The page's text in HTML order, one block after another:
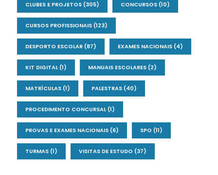
CLUBES E PROJETOS (305) CONCURSOS (10)
CURSOS PROFISSIONAIS (123)
DESPORTO ESCOLAR (87) EXAMES NACIONAIS (4)
KIT DIGITAL(1) MANUAIS ESCOLARES (2)
MATRÍCULAS (1) PALESTRAS (40)
PROCEDIMENTO CONCURSAL(1)
PROVAS E EXAMES NACIONAIS (6) SPO (11)
TURMAS (1) VISITAS DE ESTUDO (37)